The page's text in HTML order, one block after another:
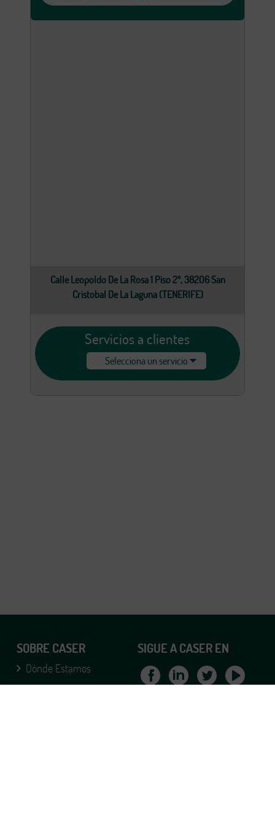
Calle Leopoldo De La Rosa 1 Piso 2º, 38206 San
Cristobal De La Laguna (TENERIFE)
Servicios a clientes
Selecciona un servicio
SOBRE CASER
Dónde Estamos
SIGUE A CASER EN